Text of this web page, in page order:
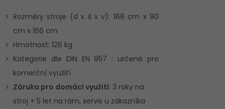
Rozměry stroje (d x š x v): 168 cm x 90
cm x 166 cm
Hmotnost: 126 kg
Kategorie dle DIN EN 957 : určené pro
komerční využití
Záruka pro domácí využití: 3 roky na
stroj + 5 let na rám, servis u zákazníka